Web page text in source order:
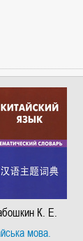
К. Е.
мова.